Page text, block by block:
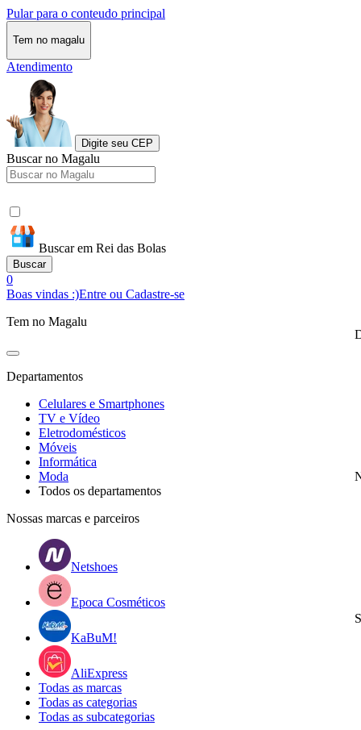
Pular para o conteudo principal
Tem no magalu
Atendimento
Digite seu CEP
Buscar no Magalu
Buscar em Rei das Bolas
Buscar
0
Boas vindas :)Entre ou Cadastre-se
Tem no Magalu
Departamentos
Celulares e Smartphones
TV e Vídeo
Eletrodomésticos
Móveis
Informática
Moda
Todos os departamentos
Nossas marcas e parceiros
Netshoes
Epoca Cosméticos
KaBuM!
AliExpress
Todas as marcas
Todas as categorias
Todas as subcategorias